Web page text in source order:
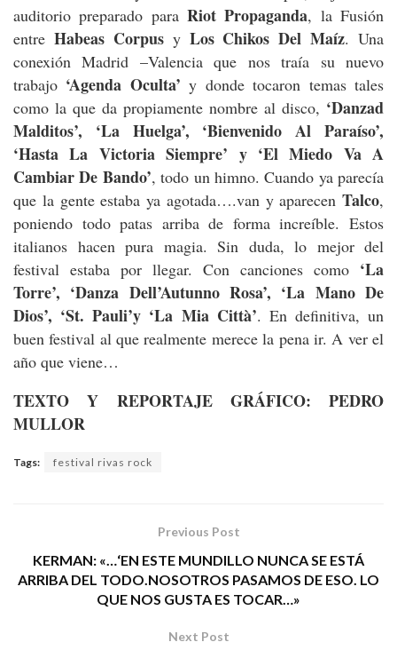
auditorio preparado para Riot Propaganda, la Fusión
entre Habeas Corpusy Los Chikos Del Maíz. Una
conexión Madrid –Valencia que nos traía su nuevo
trabajo ‘Agenda Oculta’ y donde tocaron temas tales
como la que da propiamente nombre al disco, ‘Danzad
Malditos’, ‘La Huelga’, ‘Bienvenido Al Paraíso’,
‘Hasta La Victoria Siempre’ y ‘El Miedo Va A
Cambiar De Bando’, todo un himno. Cuando ya parecía
que la gente estaba ya agotada….van y aparecen Talco,
poniendo todo patas arriba de forma increíble. Estos
italianos hacen pura magia. Sin duda, lo mejor del
festival estaba por llegar. Con canciones como ‘La
Torre’, ‘Danza Dell’Autunno Rosa’, ‘La Mano De
Dios’, ‘St. Pauli’y ‘La Mia Città’. En definitiva, un
buen festival al que realmente merece la pena ir. A ver el
año que viene…
TEXTO Y REPORTAJE GRÁFICO: PEDRO
MULLOR
Tags: festival rivas rock
Previous Post
KERMAN: «…‘EN ESTE MUNDILLO NUNCA SE ESTÁ
ARRIBA DEL TODO.NOSOTROS PASAMOS DE ESO. LO
QUE NOS GUSTA ES TOCAR…»
Next Post